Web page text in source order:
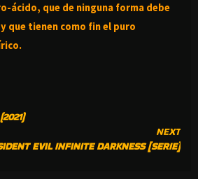
ácido, que de ninguna forma debe
que tienen como fin el puro
NEXT
EVIL INFINITE DARKNESS [SERIE]